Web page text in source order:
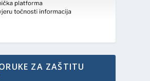
ZA ZAŠTITU